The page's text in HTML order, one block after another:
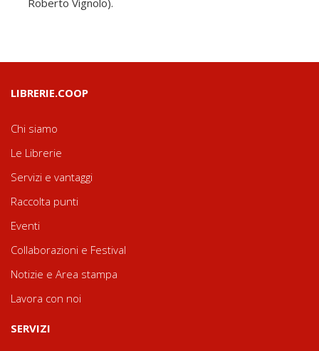
LIBRERIE.COOP
Chi siamo
Le Librerie
Servizi e vantaggi
Raccolta punti
Eventi
Collaborazioni e Festival
Notizie e Area stampa
Lavora con noi
SERVIZI